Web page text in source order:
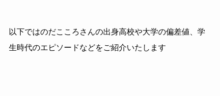
以下ではのだこころさんの出身高校や大学の偏差値、学
生時代のエピソードなどをご紹介いたします